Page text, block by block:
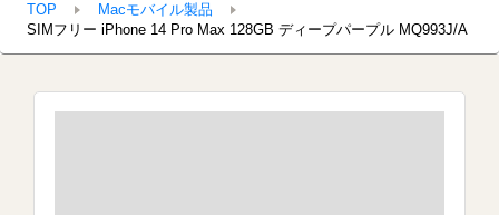
TOP
Macモバイル製品
SIMフリー iPhone 14 Pro Max 128GB ディープパープル MQ993J/A